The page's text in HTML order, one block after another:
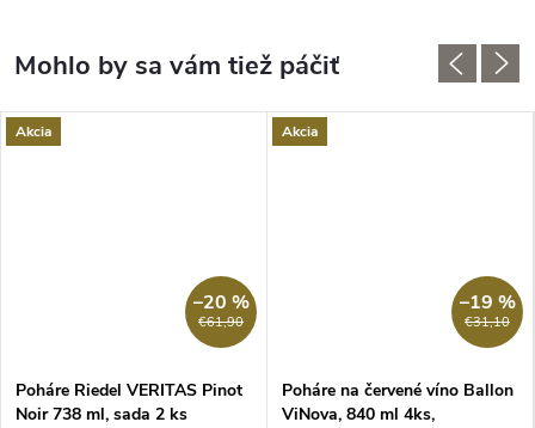
Akcia
€61,90
–20 %
Poháre Riedel VERITAS Pinot
Noir 738 ml, sada 2 ks
Akcia
€31,10
–19 %
Poháre na červené víno Ballon
ViNova, 840 ml 4ks,